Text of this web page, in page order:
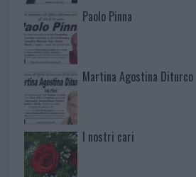
Paolo Pinna
Martina Agostina Diturco
I nostri cari